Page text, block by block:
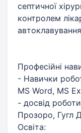
септичної
контролем
Професійні
- Навички
MS Word, MS
- досвід
Прозоро, Гугл
Освіта: